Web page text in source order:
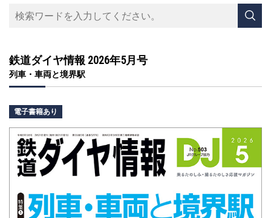
鉄道ダイヤ情報 2026年5月号
列車・車両と境界駅
電子書籍あり